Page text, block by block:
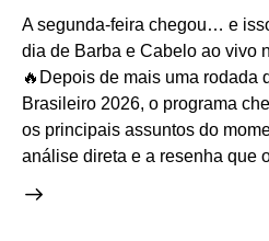
A segunda-feira chegou… e
dia de Barba e Cabelo ao vivo
🔥Depois de mais uma rodada
Brasileiro 2026, o programa
os principais assuntos do
análise direta e a resenha que